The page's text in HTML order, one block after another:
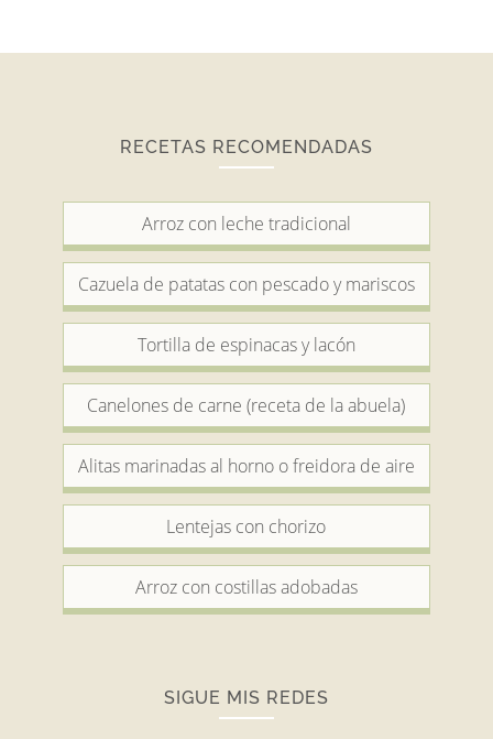
RECETAS RECOMENDADAS
Arroz con leche tradicional
Cazuela de patatas con pescado y mariscos
Tortilla de espinacas y lacón
Canelones de carne (receta de la abuela)
Alitas marinadas al horno o freidora de aire
Lentejas con chorizo
Arroz con costillas adobadas
SIGUE MIS REDES